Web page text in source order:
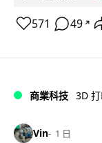
571 49 ↗
商業科技 3D
Vin 1 日